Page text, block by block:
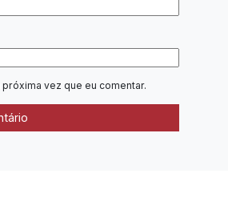
vez que eu comentar.